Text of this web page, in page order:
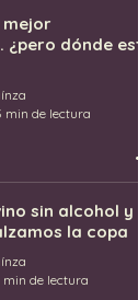
mejor
¿pero dónde
min de lectura
sin alcohol y
la copa
min de lectura